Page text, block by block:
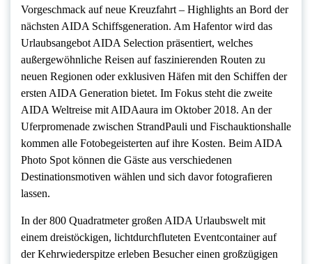
Vorgeschmack auf neue Kreuzfahrt – Highlights an Bord der
nächsten AIDA Schiffsgeneration. Am Hafentor wird das
Urlaubsangebot AIDA Selection präsentiert, welches
außergewöhnliche Reisen auf faszinierenden Routen zu
neuen Regionen oder exklusiven Häfen mit den Schiffen der
ersten AIDA Generation bietet. Im Fokus steht die zweite
AIDA Weltreise mit AIDAaura im Oktober 2018. An der
Uferpromenade zwischen StrandPauli und Fischauktionshalle
kommen alle Fotobegeisterten auf ihre Kosten. Beim AIDA
Photo Spot können die Gäste aus verschiedenen
Destinationsmotiven wählen und sich davor fotografieren
lassen.
In der 800 Quadratmeter großen AIDA Urlaubswelt mit
einem dreistöckigen, lichtdurchfluteten Eventcontainer auf
der Kehrwiederspitze erleben Besucher einen großzügigen